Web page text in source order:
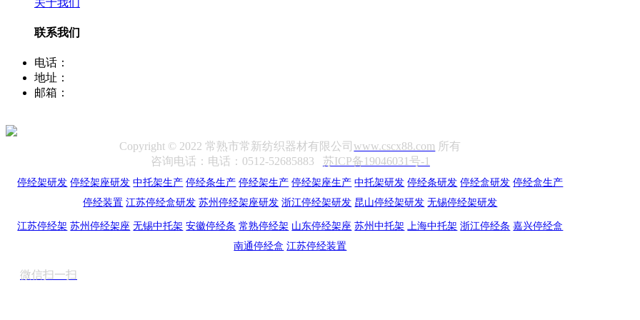
联系我们
电话：
地址：
邮箱：
Copyright © 2022 常熟市常新纺织器材有限公司www.cscx88.com 所有
咨询电话：电话：0512-52685883 苏ICP备19046031号-1
停经架研发 停经架座研发 中托架生产 停经条生产 停经架生产 停经架座生产 中托架研发 停经条研发 停经盒研发 停经盒生产
停经装置 江苏停经盒研发 苏州停经架座研发 浙江停经架研发 昆山停经架研发 无锡停经架研发
江苏停经架 苏州停经架座 无锡中托架 安徽停经条 常熟停经架 山东停经架座 苏州中托架 上海中托架 浙江停经条 嘉兴停经盒
南通停经盒 江苏停经装置
微信扫一扫